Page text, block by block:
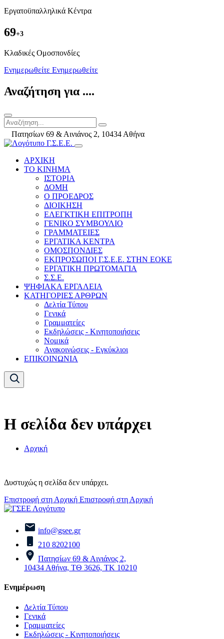
Εργατοϋπαλληλικά Κέντρα
69+3
Kλαδικές Ομοσπονδίες
Ενημερωθείτε Ενημερωθείτε
Αναζήτηση για ....
Πατησίων 69 & Αινιάνος 2, 10434 Αθήνα
ΑΡΧΙΚΗ
ΤΟ ΚΙΝΗΜΑ
ΙΣΤΟΡΙΑ
ΔΟΜΗ
Ο ΠΡΟΕΔΡΟΣ
ΔΙΟΙΚΗΣΗ
ΕΛΕΓΚΤΙΚΗ ΕΠΙΤΡΟΠΗ
ΓΕΝΙΚΟ ΣΥΜΒΟΥΛΙΟ
ΓΡΑΜΜΑΤΕΙΕΣ
ΕΡΓΑΤΙΚΑ ΚΕΝΤΡΑ
ΟΜΟΣΠΟΝΔΙΕΣ
ΕΚΠΡΟΣΩΠΟΙ Γ.Σ.Ε.Ε. ΣΤΗΝ ΕΟΚΕ
ΕΡΓΑΤΙΚΗ ΠΡΩΤΟΜΑΓΙΑ
Σ.Σ.Ε.
ΨΗΦΙΑΚΑ ΕΡΓΑΛΕΙΑ
ΚΑΤΗΓΟΡΙΕΣ ΑΡΘΡΩΝ
Δελτία Τύπου
Γενικά
Γραμματείες
Εκδηλώσεις - Κινητοποιήσεις
Νομικά
Ανακοινώσεις - Εγκύκλιοι
ΕΠΙΚΟΙΝΩΝΙΑ
Η σελίδα δεν υπάρχει
Αρχική
Δυστυχώς η σελίδα δεν υπάρχει.
Επιστροφή στη Αρχική Επιστροφή στη Αρχική
info@gsee.gr
210 8202100
Πατησίων 69 & Αινιάνος 2,
10434 Αθήνα, ΤΘ 3626, ΤΚ 10210
Ενημέρωση
Δελτία Τύπου
Γενικά
Γραμματείες
Εκδηλώσεις - Κινητοποιήσεις